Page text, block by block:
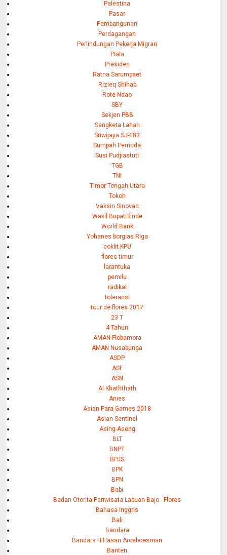
Palestina
Pasar
Pembangunan
Perdagangan
Perlindungan Pekerja Migran
Piala
Presiden
Ratna Sarumpaet
Rizieq Shihab
Rote Ndao
SBY
Sekjen PBB
Sengketa Lahan
Sriwijaya SJ-182
Sumpah Pemuda
Susi Pudjiastuti
TGB
TNI
Timor Tengah Utara
Tokoh
Vaksin Sinovac
Wakil Bupati Ende
World Bank
Yohanes borgias Riga
coklit KPU
flores timur
larantuka
pemilu
radikal
toleransi
tour de flores 2017
23 T
4 Tahun
AMAN Flobamora
AMAN Nusabunga
ASDP
ASF
ASN
Al Khaththath
Anies
Asian Para Games 2018
Asian Sentinel
Asing-Aseng
BLT
BNPT
BPJS
BPK
BPN
Babi
Badan Otorita Pariwisata Labuan Bajo - Flores
Bahasa Inggris
Bali
Bandara
Bandara H Hasan Aroeboesman
Banten